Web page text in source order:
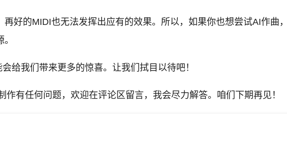
好的MIDI也无法发挥出应有的效果。所以，如果你也想尝试AI作曲
给我们带来更多的惊喜。让我们拭目以待吧！
有任何问题，欢迎在评论区留言，我会尽力解答。咱们下期再见！